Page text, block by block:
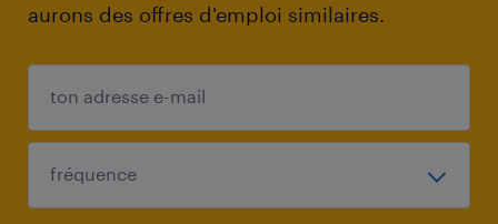
aurons des offres d'emploi similaires.